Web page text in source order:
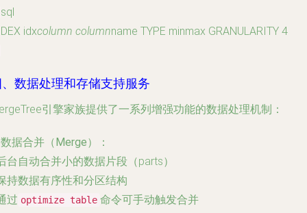
sql
idxcolumn columnname TYPE minmax GRANULARITY 4
数据处理和存储支持服务
引擎家族提供了一系列增强功能的数据处理机制：
据合并（Merge）
：
台自动合并小的数据片段（parts）
持数据有序性和分区结构
过 optimize table 命令可手动触发合并